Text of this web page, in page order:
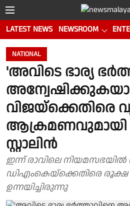
LATEST NEWS NEWSROOM
NATIONAL
'അവിടെ ഭാര്യ
വിജയ്‌ക്കെതിരെ
ആക്രമണവുമായി
സ്റ്റാലിൻ
ഇന്ന് രാവിലെ നിയമസഭയിൽ
ഡിഎംകെയ്‌ക്കെതിരെ രൂക്ഷ
ഉന്നയിച്ചിരുന്നു